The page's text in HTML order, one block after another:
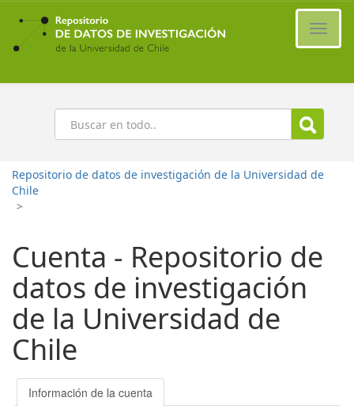
Ir
contenido
principal
Buscar
Repositorio de datos de investigación de la Universidad de
Chile
>
Cuenta - Repositorio de
datos de investigación
de la Universidad de
Chile
Información de la cuenta